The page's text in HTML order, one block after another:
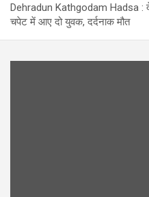
Dehradun Kathgodam Hadsa :
चपेट में आए दो युवक, दर्दनाक मौत